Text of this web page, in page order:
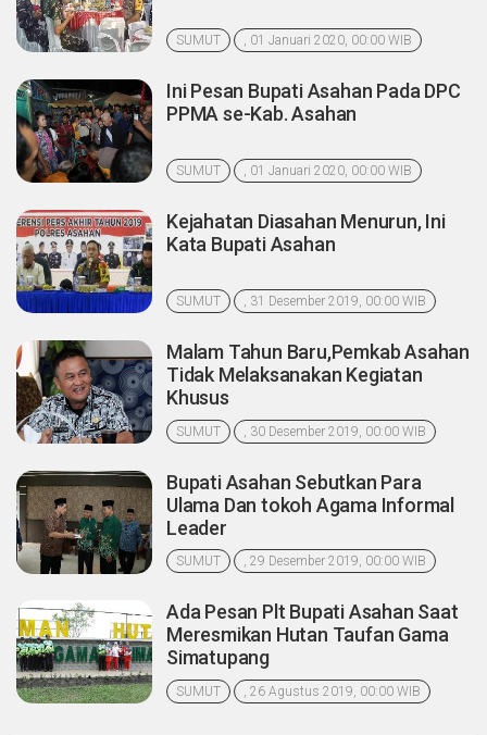
SUMUT , 01 Januari 2020, 00:00 WIB
Ini Pesan Bupati Asahan Pada DPC
PPMA se-Kab. Asahan
SUMUT , 01 Januari 2020, 00:00 WIB
Kejahatan Diasahan Menurun, Ini
Kata Bupati Asahan
SUMUT , 31 Desember 2019, 00:00 WIB
Malam Tahun Baru,Pemkab Asahan
Tidak Melaksanakan Kegiatan
Khusus
SUMUT , 30 Desember 2019, 00:00 WIB
Bupati Asahan Sebutkan Para
Ulama Dan tokoh Agama Informal
Leader
SUMUT , 29 Desember 2019, 00:00 WIB
Ada Pesan Plt Bupati Asahan Saat
Meresmikan Hutan Taufan Gama
Simatupang
SUMUT , 26 Agustus 2019, 00:00 WIB